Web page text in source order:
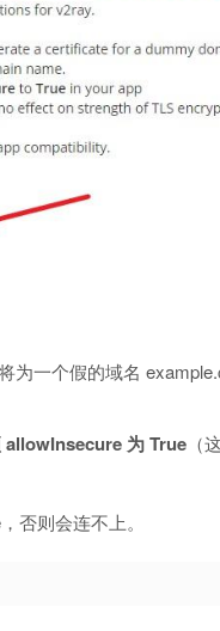
为一个假的域名
allowInsecure 为 True （
否则会连不上。